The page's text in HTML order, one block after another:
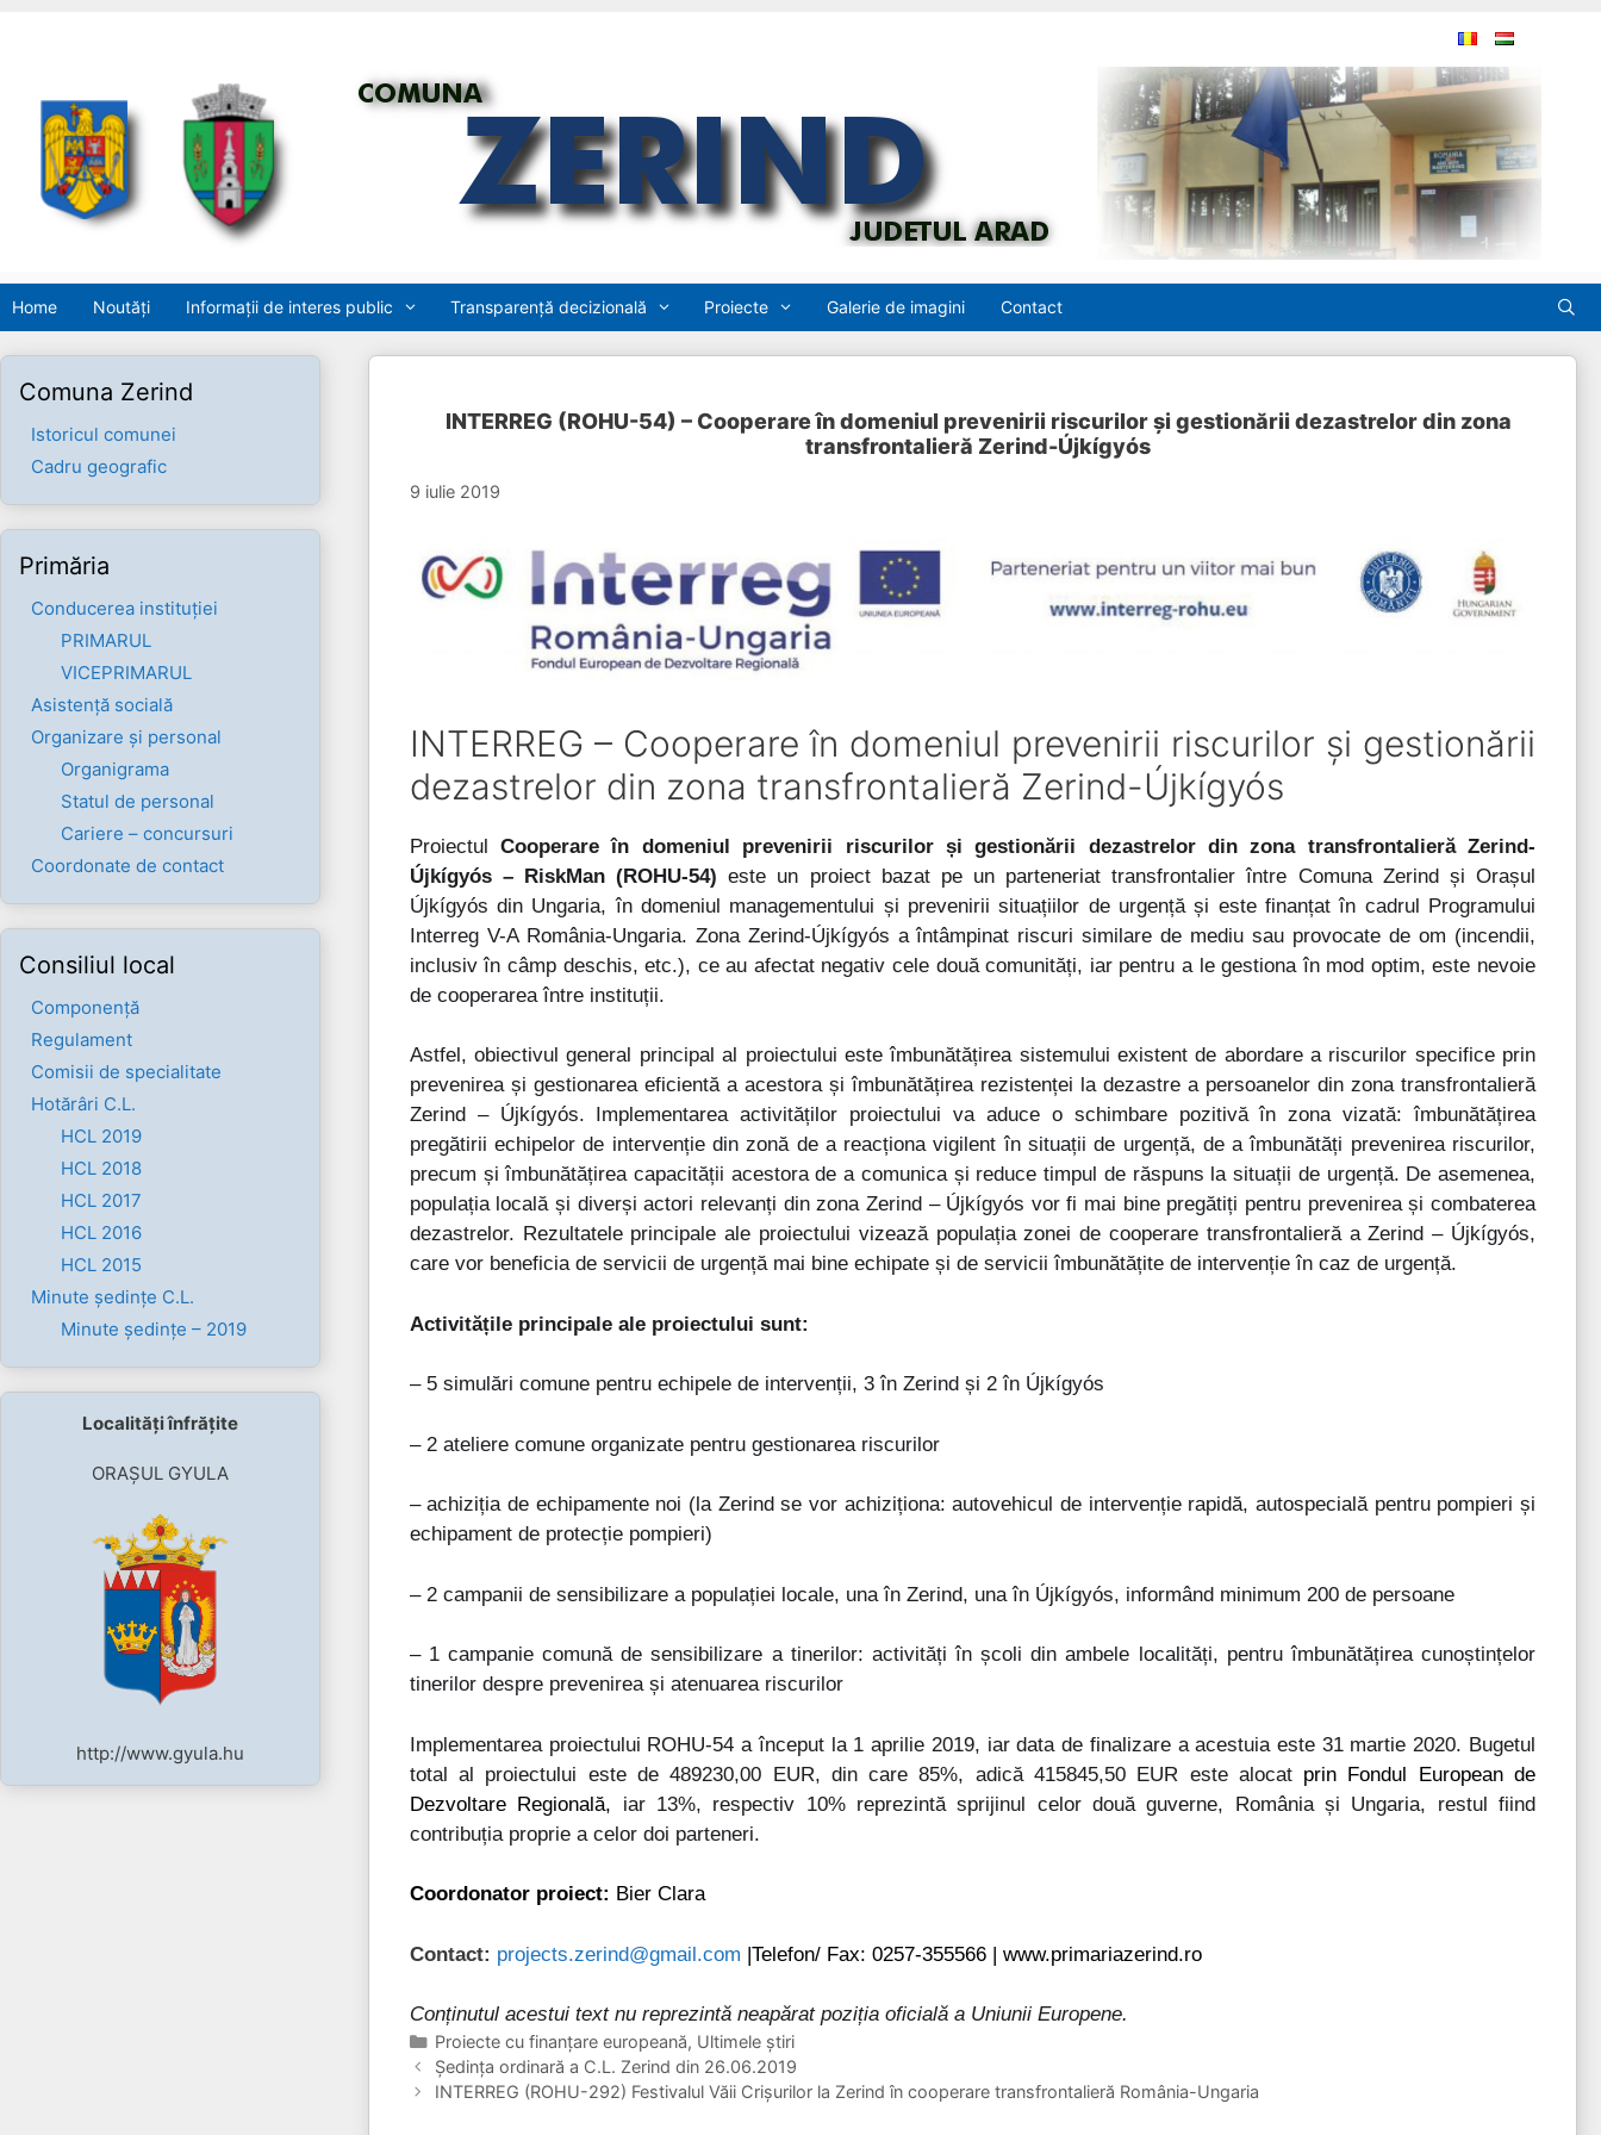
Home Noutăți Informații de interes public Transparență decizională Proiecte Galerie de imagini Contact
INTERREG (ROHU-54) – Cooperare în domeniul prevenirii riscurilor și gestionării dezastrelor din zona
transfrontalieră Zerind-Újkígyós
9 iulie 2019
INTERREG – Cooperare în domeniul prevenirii riscurilor și gestionării
dezastrelor din zona transfrontalieră Zerind-Újkígyós
Proiectul Cooperare în domeniul prevenirii riscurilor și gestionării dezastrelor din zona transfrontalieră Zerind-
Újkígyós – RiskMan (ROHU-54) este un proiect bazat pe un parteneriat transfrontalier între Comuna Zerind și Orașul
Újkígyós din Ungaria, în domeniul managementului și prevenirii situațiilor de urgență și este finanțat în cadrul Programului
Interreg V-A România-Ungaria. Zona Zerind-Újkígyós a întâmpinat riscuri similare de mediu sau provocate de om (incendii,
inclusiv în câmp deschis, etc.), ce au afectat negativ cele două comunități, iar pentru a le gestiona în mod optim, este nevoie
de cooperarea între instituții.
Astfel, obiectivul general principal al proiectului este îmbunătățirea sistemului existent de abordare a riscurilor specifice prin
prevenirea și gestionarea eficientă a acestora și îmbunătățirea rezistenței la dezastre a persoanelor din zona transfrontalieră
Zerind – Újkígyós. Implementarea activităților proiectului va aduce o schimbare pozitivă în zona vizată: îmbunătățirea
pregătirii echipelor de intervenție din zonă de a reacționa vigilent în situații de urgență, de a îmbunătăți prevenirea riscurilor,
precum și îmbunătățirea capacității acestora de a comunica și reduce timpul de răspuns la situații de urgență. De asemenea,
populația locală și diverși actori relevanți din zona Zerind – Újkígyós vor fi mai bine pregătiți pentru prevenirea și combaterea
dezastrelor. Rezultatele principale ale proiectului vizează populația zonei de cooperare transfrontalieră a Zerind – Újkígyós,
care vor beneficia de servicii de urgență mai bine echipate și de servicii îmbunătățite de intervenție în caz de urgență.
Activitățile principale ale proiectului sunt:
– 5 simulări comune pentru echipele de intervenții, 3 în Zerind și 2 în Újkígyós
– 2 ateliere comune organizate pentru gestionarea riscurilor
– achiziția de echipamente noi (la Zerind se vor achiziționa: autovehicul de intervenție rapidă, autospecială pentru pompieri și
echipament de protecție pompieri)
– 2 campanii de sensibilizare a populației locale, una în Zerind, una în Újkígyós, informând minimum 200 de persoane
– 1 campanie comună de sensibilizare a tinerilor: activități în școli din ambele localități, pentru îmbunătățirea cunoștințelor
tinerilor despre prevenirea și atenuarea riscurilor
Implementarea proiectului ROHU-54 a început la 1 aprilie 2019, iar data de finalizare a acestuia este 31 martie 2020. Bugetul
total al proiectului este de 489230,00 EUR, din care 85%, adică 415845,50 EUR este alocat prin Fondul European de
Dezvoltare Regională, iar 13%, respectiv 10% reprezintă sprijinul celor două guverne, România și Ungaria, restul fiind
contribuția proprie a celor doi parteneri.
Coordonator proiect: Bier Clara
Contact: projects.zerind@gmail.com |Telefon/ Fax: 0257-355566 | www.primariazerind.ro
Conținutul acestui text nu reprezintă neapărat poziția oficială a Uniunii Europene.
Categorii
Proiecte cu finanţare europeană, Ultimele ştiri
Ședința ordinară a C.L. Zerind din 26.06.2019
INTERREG (ROHU-292) Festivalul Văii Crișurilor la Zerind în cooperare transfrontalieră România-Ungaria
Comuna Zerind
Istoricul comunei
Cadru geografic
Primăria
Conducerea instituției
PRIMARUL
VICEPRIMARUL
Asistență socială
Organizare și personal
Organigrama
Statul de personal
Cariere – concursuri
Coordonate de contact
Consiliul local
Componenţă
Regulament
Comisii de specialitate
Hotărâri C.L.
HCL 2019
HCL 2018
HCL 2017
HCL 2016
HCL 2015
Minute ședințe C.L.
Minute ședințe – 2019
Localități înfrățite
ORAȘUL GYULA
http://www.gyula.hu